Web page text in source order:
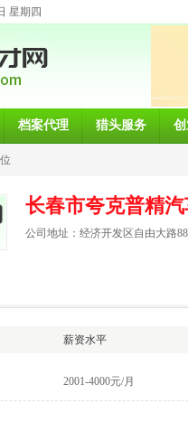
星期四
档案代理 猎头服务
长春市夸克普精
公司地址：经济开发区自由大路
薪资水平
2001-4000元/月